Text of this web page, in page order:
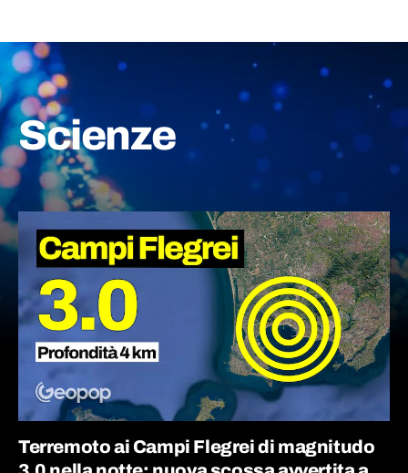
Scienze
Terremoto ai Campi Flegrei di magnitudo